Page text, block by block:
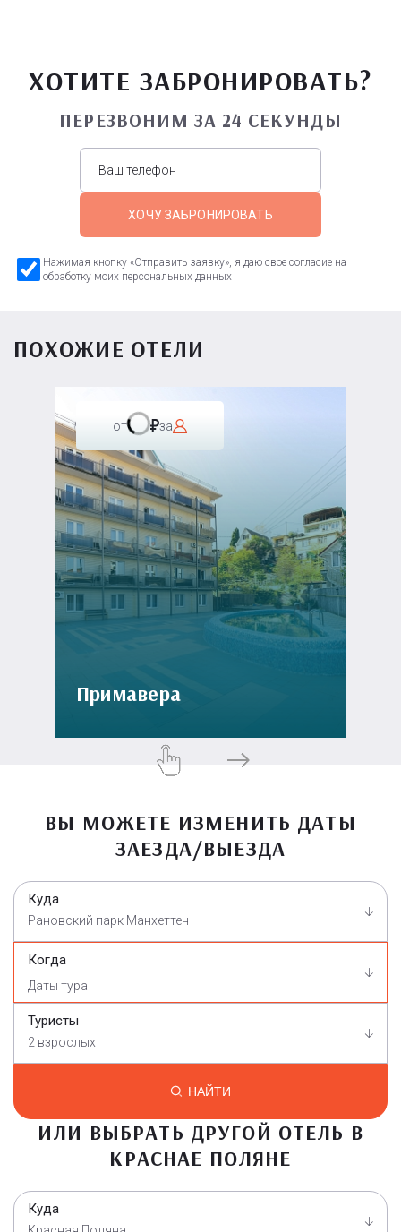
ХОТИТЕ ЗАБРОНИРОВАТЬ?
ПЕРЕЗВОНИМ ЗА 24 СЕКУНДЫ
ХОЧУ ЗАБРОНИРОВАТЬ
Нажимая кнопку «Отправить заявку», я даю свое согласие на
обработку моих персональных данных
ПОХОЖИЕ ОТЕЛИ
от за
Примавера
ВЫ МОЖЕТЕ ИЗМЕНИТЬ ДАТЫ
ЗАЕЗДА/ВЫЕЗДА
Куда
Рановский парк Манхеттен
Когда
Туристы
2 взрослых
НАЙТИ
ИЛИ ВЫБРАТЬ ДРУГОЙ ОТЕЛЬ В
КРАСНАЕ ПОЛЯНЕ
Куда